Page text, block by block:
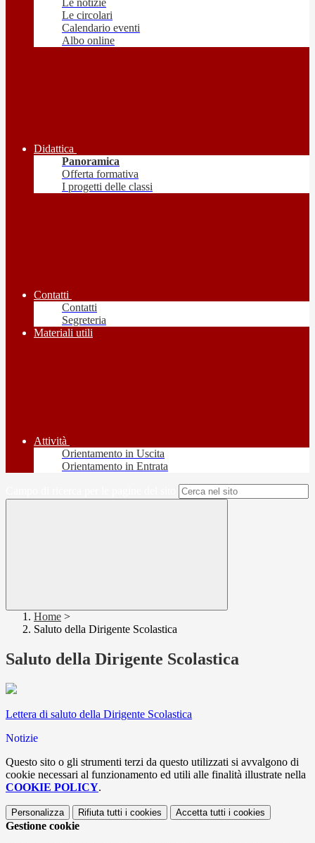
Le notizie
Le circolari
Calendario eventi
Albo online
Didattica
Panoramica
Offerta formativa
I progetti delle classi
Contatti
Contatti
Segreteria
Materiali utili
Attività
Orientamento in Uscita
Orientamento in Entrata
Home >
Saluto della Dirigente Scolastica
Saluto della Dirigente Scolastica
Lettera di saluto della Dirigente Scolastica
Notizie
Questo sito o gli strumenti terzi da questo utilizzati si avvalgono di
cookie necessari al funzionamento ed utili alle finalità illustrate nella
COOKIE POLICY.
Personalizza Rifiuta tutti i cookies Accetta tutti i cookies
Gestione cookie